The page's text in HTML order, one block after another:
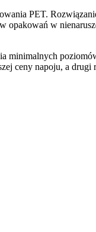
PET.
w
minimalnych
ceny napoju, a drugi